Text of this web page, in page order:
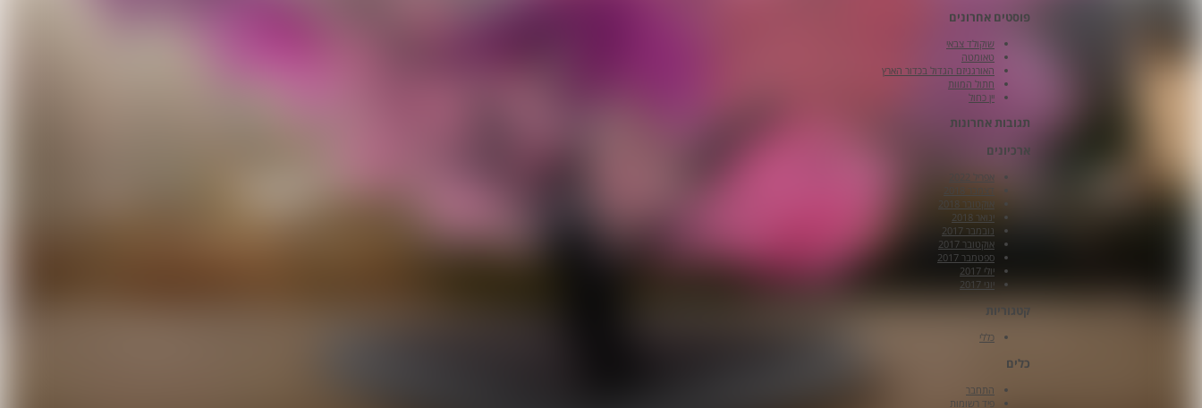
פוסטים אחרונים
שוקולד צבאי
טאומטה
האורגניזם הגדול בכדור הארץ
חתול המוות
יין כחול
תגובות אחרונות
ארכיונים
אפריל 2022
אוקטובר 2018
ינואר 2018
נובמבר 2017
אוקטובר 2017
ספטמבר 2017
יולי 2017
יוני 2017
קטגוריות
כללי
כלים
התחבר
פיד רשומות